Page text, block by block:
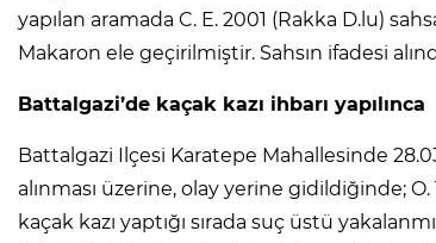
yapılan aramada C. E. 2001 (Rakka D.lu)
Makaron ele geçirilmiştir. Sahsın ifadesi
Battalgazi’de kaçak kazı ihbarı yapılınca
Battalgazi Ilçesi Karatepe Mahallesinde
alınması üzerine, olay yerine gidildiğinde; O.
kaçak kazı yaptığı sırada suç üstü